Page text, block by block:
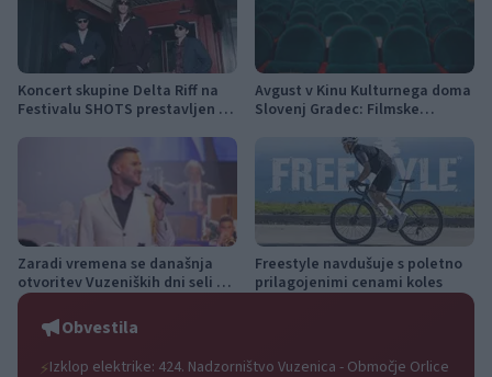
Koncert skupine Delta Riff na
Festivalu SHOTS prestavljen na
Avgust v Kinu Kulturnega doma
Slovenj Gradec: Filmske
počitniški kino
Zaradi vremena se današnja
otvoritev Vuzeniških dni seli v
KUC Vuzenica
Freestyle navdušuje s poletno
prilagojenimi cenami koles
Obvestila
⚡Izklop elektrike: 424. Nadzorništvo Vuzenica - Območje Orlice